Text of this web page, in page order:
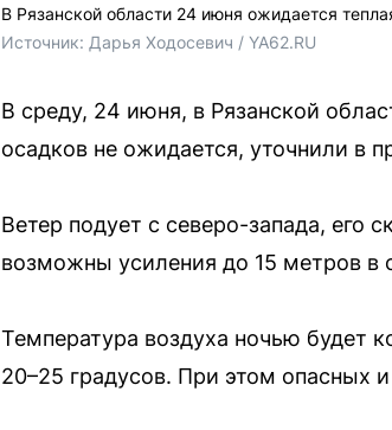
В Рязанской области 24 июня ожидается
Источник: Дарья Ходосевич / YA62.RU
В среду, 24 июня, в Рязанской
осадков не ожидается, уточнили в
Ветер подует с северо-запада, его
возможны усиления до 15 метров в
Температура воздуха ночью будет
20–25 градусов. При этом опасных